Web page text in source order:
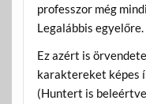
professzor még
Legalábbis egyelőre.
Ez azért is
karaktereket képes
(Huntert is